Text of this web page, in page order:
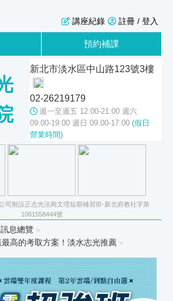
註冊 / 登入
講座紀錄
預約補課
新北市淡水區中山路123號3樓
02-26219179
週一至週五 12:00-21:00 週六
09:00-19:00 週日 09:00-17:00 (假日
營業時間)
司附設正志光法商文理短期補習班-新北府教社字第
1061558444號
息總覽 »
最高的考取方案！淡水志光推薦 »